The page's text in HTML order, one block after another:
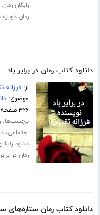
رایگان رمان
رمان دوباره
دانلود کتاب رمان در برابر باد
از:فرزانه
موضوع:
۳۲۶ صفحه
برچسب‌ها:
اجتماعی،
دانلود
رمان در
دانلود کتاب رمان ستاره‌های